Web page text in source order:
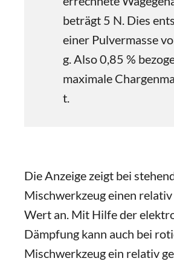
beträgt 5 N. Dies
einer Pulvermasse
g. Also 0,85 %
maximale
t.
Die Anzeige zeigt bei
Mischwerkzeug einen relativ
Wert an. Mit Hilfe der
Dämpfung kann auch bei
Mischwerkzeug ein relativ